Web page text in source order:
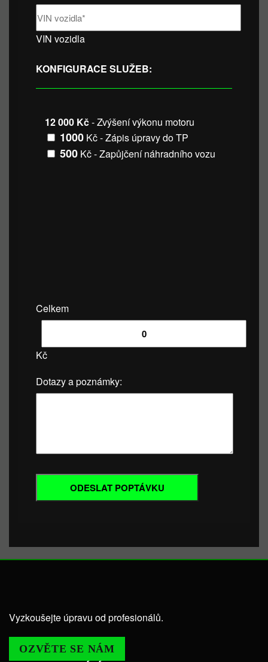
VIN vozidla
KONFIGURACE SLUŽEB:
12 000 Kč- Zvýšení výkonu motoru
1000 Kč - Zápis úpravy do TP
500 Kč - Zapůjčení náhradního vozu
Celkem
Kč
Dotazy a poznámky:
Vyzkoušejte úpravu od profesionálů.
OZVĚTE SE NÁM